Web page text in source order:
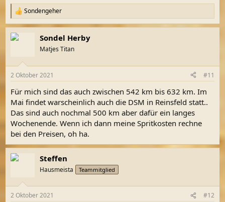
Postleitzahl 04600 Altenburg
Ich werde auf jeden Fall das sein. Auch weil Terovido immer das
Unterkünfte: Es kann auch gezeltet werden. Auch stehen hier
Unterkünfte zur Verfügung.
Du musst registriert sein, um Links zu sehen.Registriere dich
bitte hier
Bitte rechtzeitig reservieren.
Wenn ich weitere Daten habe füge ich sie als Update ein.
R
e
a
k
e
:
Sondengeher
Sondel Herby
Matjes Titan
2 Oktober 2021 #11
Für mich sind das auch zwischen 542 km bis 632 km. Im
Mai findet warscheinlich auch die DSM in Reinsfeld statt..
Das sind auch nochmal 500 km aber dafür ein langes
Wochenende. Wenn ich dann meine Spritkosten rechne
bei den Preisen, oh ha.
Steffen
Hausmeista Teammitglied
2 Oktober 2021 #12